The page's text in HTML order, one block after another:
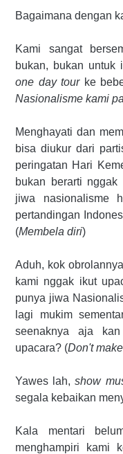
Bagaimana dengan
Kami sangat
bukan, bukan untuk
one day tourke
Nasionalisme kami
Menghayati dan
bisa diukur dari
peringatan Hari
bukan berarti
jiwa nasionalisme
pertandingan
(Membela diri)
Aduh, kok
kami nggak ikut
punya jiwa
lagi mukim
seenaknya aja
upacara? (Don't
Yawes lah,show
segala kebaikan
Kala mentari
menghampiri kami